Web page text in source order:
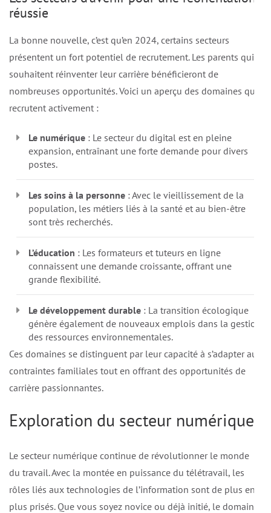
réussie
La bonne nouvelle, c’est qu’en 2024, certains secteurs
présentent un fort potentiel de recrutement. Les parents qui
souhaitent réinventer leur carrière bénéficieront de
nombreuses opportunités. Voici un aperçu des domaines qui
recrutent activement :
Le numérique : Le secteur du digital est en pleine
expansion, entraînant une forte demande pour divers
postes.
Les soins à la personne : Avec le vieillissement de la
population, les métiers liés à la santé et au bien-être
sont très recherchés.
L’éducation : Les formateurs et tuteurs en ligne
connaissent une demande croissante, offrant une
grande flexibilité.
Le développement durable : La transition écologique
génère également de nouveaux emplois dans la gestion
des ressources environnementales.
Ces domaines se distinguent par leur capacité à s’adapter aux
contraintes familiales tout en offrant des opportunités de
carrière passionnantes.
Exploration du secteur numérique
Le secteur numérique continue de révolutionner le monde
du travail. Avec la montée en puissance du télétravail, les
rôles liés aux technologies de l’information sont de plus en
plus prisés. Que vous soyez novice ou déjà initié, le domaine